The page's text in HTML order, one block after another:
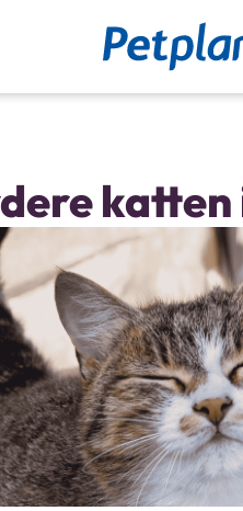
Petplan
Dé
zorgverzekering
voor
katten